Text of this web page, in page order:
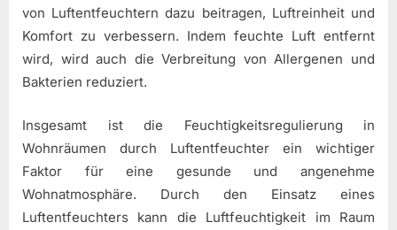
von Luftentfeuchtern dazu beitragen, Luftreinheit und
Komfort zu verbessern. Indem feuchte Luft entfernt
wird, wird auch die Verbreitung von Allergenen und
Bakterien reduziert.
Insgesamt ist die Feuchtigkeitsregulierung in
Wohnräumen durch Luftentfeuchter ein wichtiger
Faktor für eine gesunde und angenehme
Wohnatmosphäre. Durch den Einsatz eines
Luftentfeuchters kann die Luftfeuchtigkeit im Raum